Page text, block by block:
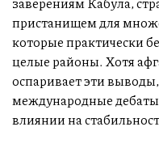
пристанищем для
которые практически
целые районы. Хотя
оспаривает эти
международные
влиянии на